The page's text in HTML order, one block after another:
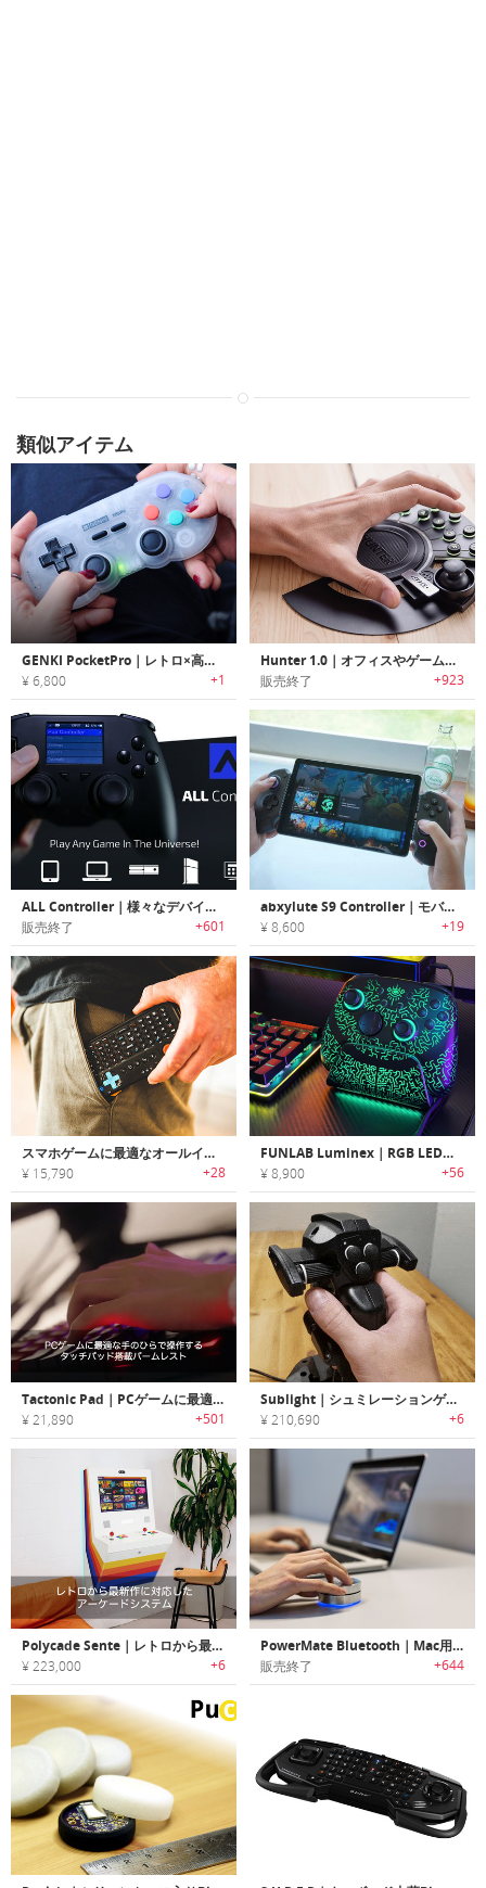
類似アイテム
GENKI PocketPro｜レトロ×高性能なハイブリットコントローラー
¥ 6,800 +1
Hunter 1.0｜オフィスやゲームに最適なプログラマブルメカニカルキーパッド「ハンター1.0」
販売終了 +923
ALL Controller｜様々なデバイスを操作可能なユニバーサルコントローラー「オールコントローラー」
販売終了 +601
abxylute S9 Controller｜モバイルゲーミング用の振動機能付きコントローラー
¥ 8,600 +19
スマホゲームに最適なオールインワンポータブルゲーミングキーボード「Power Vessel（パワーヴェセル）」
¥ 15,790 +28
FUNLAB Luminex｜RGB LED搭載、独自技術を採用したゲーミングコントローラー
¥ 8,900 +56
Tactonic Pad｜PCゲームに最適な手のひらで操作するタッチパッド搭載パームレスト「タクトニックパッド」
¥ 21,890 +501
Sublight｜シュミレーションゲーム体験を向上するダイナミック6DOF ジョイスティック「サブライト」
¥ 210,690 +6
Polycade Sente｜レトロから最新作に対応したアーケードシステム
¥ 223,000 +6
PowerMate Bluetooth｜Mac用のプログラム可能なBluetoothコントローラ
販売終了 +644